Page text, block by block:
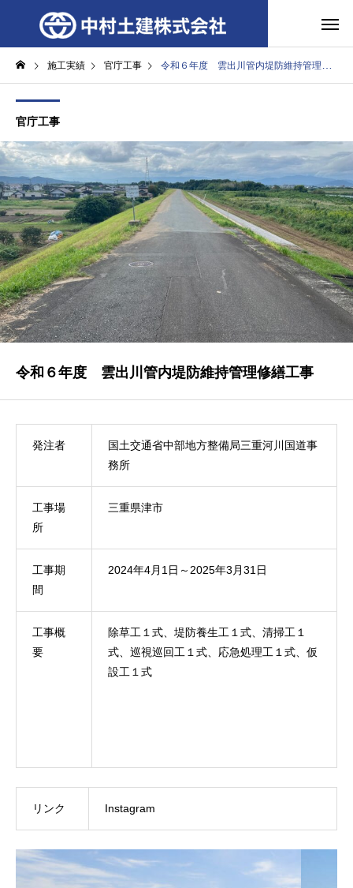
施工実績 官庁工事 令和６年度 雲出川管内堤防維持管理修繕工事
官庁工事
令和６年度 雲出川管内堤防維持管理修繕工事
発注者
国土交通省中部地方整備局三重河川国道事
務所
工事場
所
三重県津市
工事期
間
2024年4月1日～2025年3月31日
工事概
要
除草工１式、堤防養生工１式、清掃工１
式、巡視巡回工１式、応急処理工１式、仮
設工１式
リンク Instagram